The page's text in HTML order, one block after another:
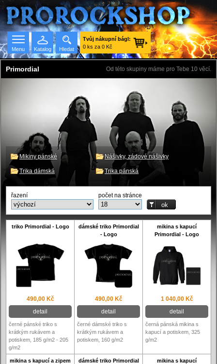
Hledat
Menu
Tvůj nákupní bágl:
0 ks za 0 Kč
Od této skupiny máme pro Tebe 10 věcí.
Primordial
Mikiny pánské Nášivky, zádové nášivky
Trika dámská Trika pánská
řazení počet na stránce
triko Primordial - Logo
dámské triko Primordial
- Logo
mikina s kapucí
Primordial - Logo
490,00 Kč
detail
490,00 Kč
detail
1 040,00 Kč
detail
černé pánské triko s
krátkým rukávem a
potiskem, 185 g/m2 - 205
g/m2
černé dámské triko s
krátkým rukávem a
potiskem, 160 g/m2
černá pánská mikina s
kapucí a potiskem, 325
g/m2
mikina s kapucí a zipem
dámské triko Primordial
mikina s kapucí
Katalog